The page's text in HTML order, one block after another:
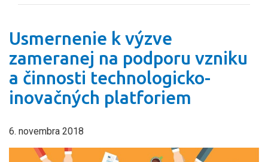
Usmernenie k výzve
zameranej na podporu vzniku
a činnosti technologicko-
inovačných platforiem
6. novembra 2018